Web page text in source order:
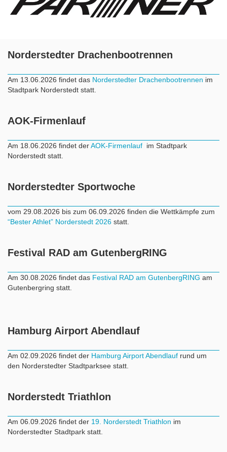
Norderstedter Drachenbootrennen
Am 13.06.2026 findet das Norderstedter Drachenbootrennen im
Stadtpark Norderstedt statt.
AOK-Firmenlauf
Am 18.06.2026 findet derAOK-Firmenlauf im Stadtpark
Norderstedt statt.
Norderstedter Sportwoche
vom 29.08.2026 bis zum 06.09.2026 finden die Wettkämpfe zum
“Bester Athlet” Norderstedt 2026 statt.
Festival RAD am GutenbergRING
Am 30.08.2026 findet das Festival RAD am GutenbergRING am
Gutenbergring statt.
Hamburg Airport Abendlauf
Am 02.09.2026 findet der Hamburg Airport Abendlauf rund um
den Norderstedter Stadtparksee statt.
Norderstedt Triathlon
Am 06.09.2026 findet der 19. Norderstedt Triathlon im
Norderstedter Stadtpark statt.